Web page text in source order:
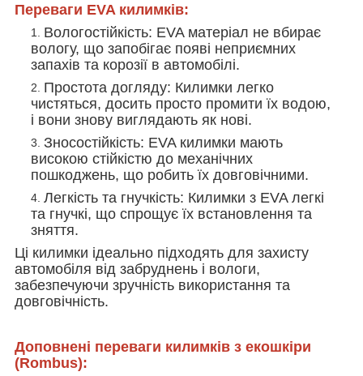
Переваги EVA килимків:
Вологостійкість: EVA матеріал не вбирає
вологу, що запобігає появі неприємних
запахів та корозії в автомобілі.
Простота догляду: Килимки легко
чистяться, досить просто промити їх водою,
і вони знову виглядають як нові.
Зносостійкість: EVA килимки мають
високою стійкістю до механічних
пошкоджень, що робить їх довговічними.
Легкість та гнучкість: Килимки з EVA легкі
та гнучкі, що спрощує їх встановлення та
зняття.
Ці килимки ідеально підходять для захисту
автомобіля від забруднень і вологи,
забезпечуючи зручність використання та
довговічність.
Доповнені переваги килимків з екошкіри
(Rombus):